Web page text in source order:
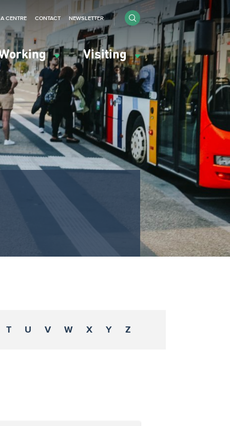
Visiting
CENTRE CONTACT NEWSLETTER
T U V W X Y Z